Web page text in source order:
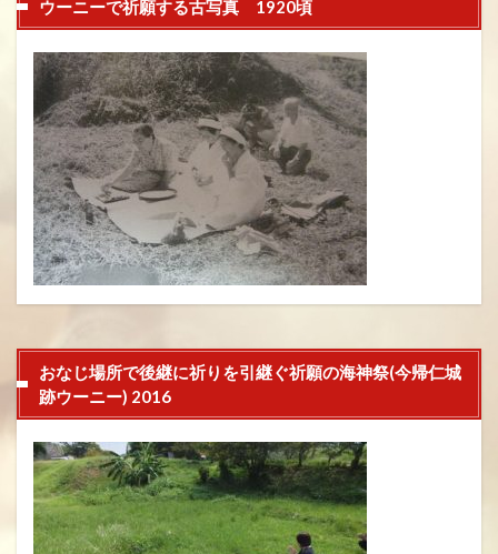
ウーニーで祈願する古写真 1920頃
おなじ場所で後継に祈りを引継ぐ祈願の海神祭(今帰仁城
跡ウーニー) 2016